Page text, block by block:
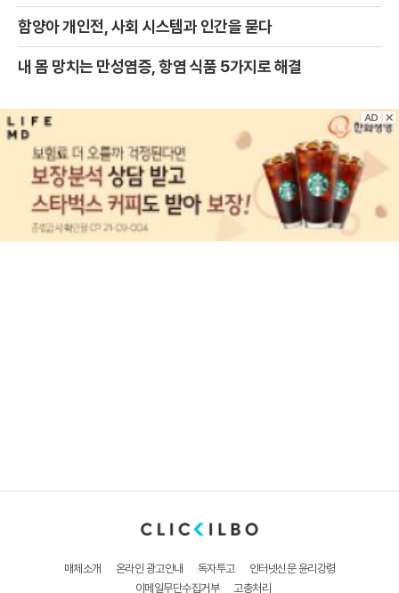
함양아 개인전, 사회 시스템과 인간을 묻다
내 몸 망치는 만성염증, 항염 식품 5가지로 해결
매체소개 온라인 광고안내 독자투고
인터넷신문 윤리강령
이메일무단수집거부
고충처리